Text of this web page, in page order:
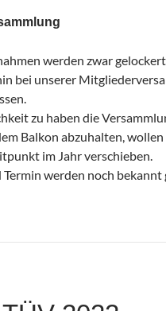
werden zwar
bei unserer
zu haben die
Balkon abzuhalten,
im Jahr verschieben.
werden noch bekannt